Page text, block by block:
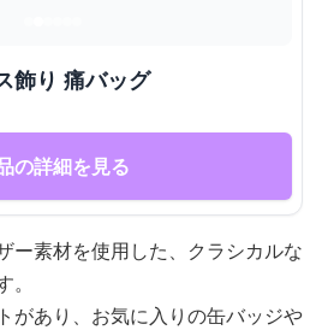
飾り 痛バッグ
の詳細を見る
ー素材を使用した、クラシカルな
があり、お気に入りの缶バッジや